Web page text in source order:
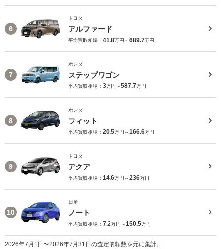
6
トヨタ
アルファード
平均買取相場： 41.8万円～689.7万円
7
ホンダ
ステップワゴン
平均買取相場： 3万円～587.7万円
8
ホンダ
フィット
平均買取相場： 20.5万円～166.6万円
9
トヨタ
アクア
平均買取相場： 14.6万円～236万円
10
日産
ノート
平均買取相場： 7.2万円～150.5万円
2026年7月1日〜2026年7月31日の査定依頼数を元に集計。